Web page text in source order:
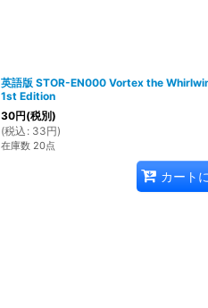
英語版 STOR-EN000 Vortex the
1st Edition
30円(税別)
(税込 : 33円)
在庫数 20点
カート